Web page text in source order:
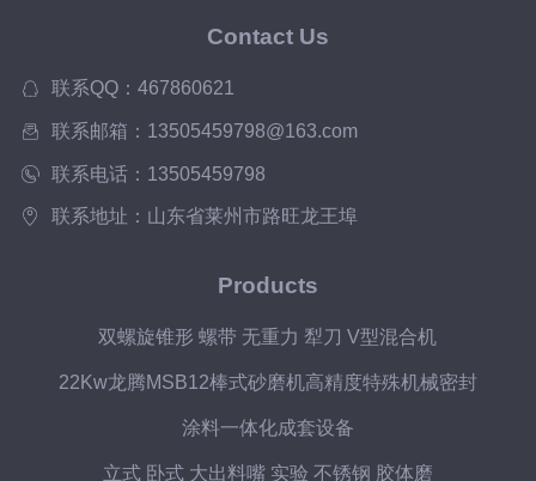
Contact Us
联系QQ：467860621
联系邮箱：13505459798@163.com
联系电话：13505459798
联系地址：山东省莱州市路旺龙王埠
Products
双螺旋锥形 螺带 无重力 犁刀 V型混合机
22Kw龙腾MSB12棒式砂磨机高精度特殊机械密封
涂料一体化成套设备
立式 卧式 大出料嘴 实验 不锈钢 胶体磨